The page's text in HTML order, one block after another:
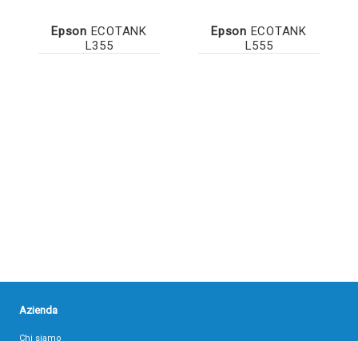
Epson ECOTANK
L355
Epson ECOTANK
L555
Azienda
Chi siamo